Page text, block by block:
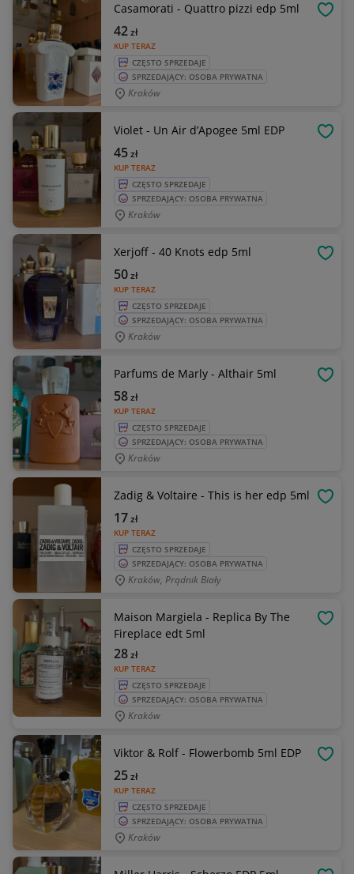
Casamorati - Quattro pizzi edp 5ml
KUP TERAZ
42zł
CZĘSTO SPRZEDAJE
SPRZEDAJĄCY: OSOBA PRYWATNA
Kraków
Violet - Un Air d’Apogee 5ml EDP
KUP TERAZ
45zł
CZĘSTO SPRZEDAJE
SPRZEDAJĄCY: OSOBA PRYWATNA
Kraków
Xerjoff - 40 Knots edp 5ml
KUP TERAZ
50zł
CZĘSTO SPRZEDAJE
SPRZEDAJĄCY: OSOBA PRYWATNA
Kraków
Parfums de Marly - Althair 5ml
KUP TERAZ
58zł
CZĘSTO SPRZEDAJE
SPRZEDAJĄCY: OSOBA PRYWATNA
Kraków
Zadig & Voltaire - This is her edp 5ml
KUP TERAZ
17zł
CZĘSTO SPRZEDAJE
SPRZEDAJĄCY: OSOBA PRYWATNA
Kraków, Prądnik Biały
Maison Margiela - Replica By The
Fireplace edt 5ml
KUP TERAZ
28zł
CZĘSTO SPRZEDAJE
SPRZEDAJĄCY: OSOBA PRYWATNA
Kraków
Viktor & Rolf - Flowerbomb 5ml EDP
KUP TERAZ
25zł
CZĘSTO SPRZEDAJE
SPRZEDAJĄCY: OSOBA PRYWATNA
Kraków